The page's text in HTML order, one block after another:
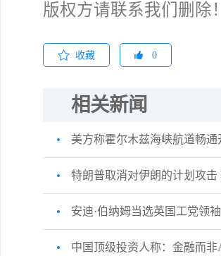
版权方请联系我们删除！
收藏 0
相关新闻
美方称霍尔木兹海峡航道畅
特朗普取消对伊朗的计划攻
安迪·伯纳姆当选英国工党领
中国顶级投资人称：金融而